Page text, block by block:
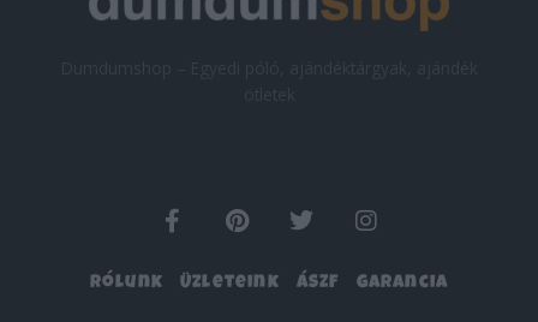
F
e
P
n
t
T
i
t
I
s
t
Rólunk Üzleteink ÁSZF Garancia